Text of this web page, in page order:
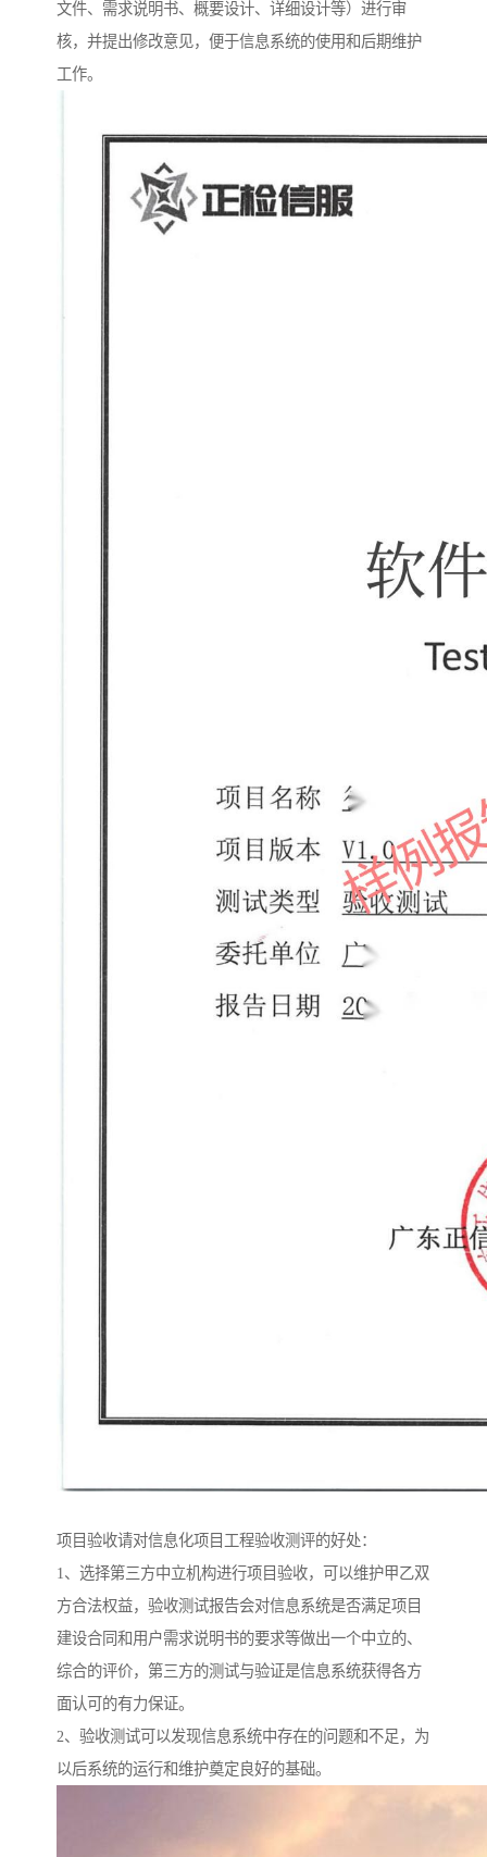
文件、需求说明书、概要设计、详细设计等）进行审
核，并提出修改意见，便于信息系统的使用和后期维护
工作。
项目验收请对信息化项目工程验收测评的好处：
1、选择第三方中立机构进行项目验收，可以维护甲乙双
方合法权益，验收测试报告会对信息系统是否满足项目
建设合同和用户需求说明书的要求等做出一个中立的、
综合的评价，第三方的测试与验证是信息系统获得各方
面认可的有力保证。
2、验收测试可以发现信息系统中存在的问题和不足，为
以后系统的运行和维护奠定良好的基础。